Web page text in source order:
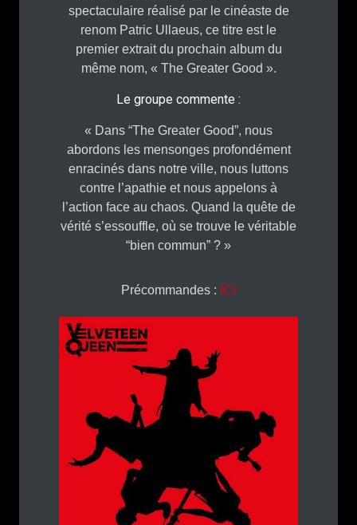
spectaculaire réalisé par le cinéaste de
renom Patric Ullaeus, ce titre est le
premier extrait du prochain album du
même nom, « The Greater Good ».
Le groupe commente :
« Dans “The Greater Good”, nous
abordons les mensonges profondément
enracinés dans notre ville, nous luttons
contre l’apathie et nous appelons à
l’action face au chaos. Quand la quête de
vérité s’essouffle, où se trouve le véritable
“bien commun” ? »
Précommandes : ICI